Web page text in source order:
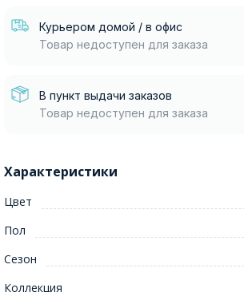
Курьером домой / в офис
Товар недоступен для заказа
В пункт выдачи заказов
Товар недоступен для заказа
Характеристики
Цвет
Пол
Сезон
Коллекция